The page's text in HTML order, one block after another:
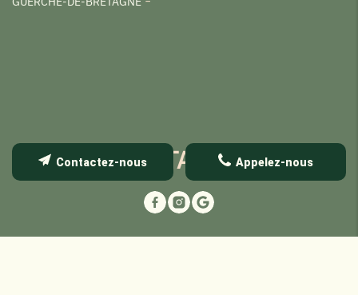
PARTAGERAppelez-nous
Contactez-nous